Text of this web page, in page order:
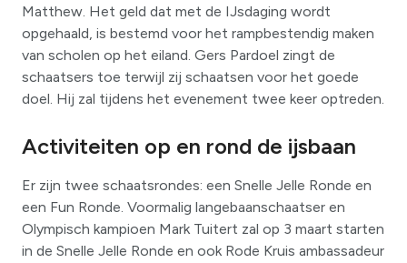
Matthew. Het geld dat met de IJsdaging wordt
opgehaald, is bestemd voor het rampbestendig maken
van scholen op het eiland. Gers Pardoel zingt de
schaatsers toe terwijl zij schaatsen voor het goede
doel. Hij zal tijdens het evenement twee keer optreden.
Activiteiten op en rond de ijsbaan
Er zijn twee schaatsrondes: een Snelle Jelle Ronde en
een Fun Ronde. Voormalig langebaanschaatser en
Olympisch kampioen Mark Tuitert zal op 3 maart starten
in de Snelle Jelle Ronde en ook Rode Kruis ambassadeur